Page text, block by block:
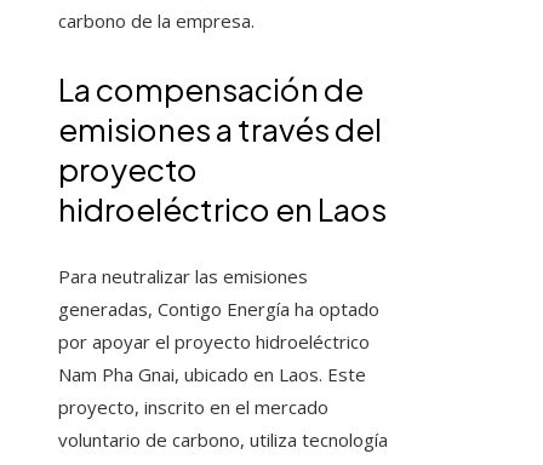
carbono de la empresa.
La compensación de
emisiones a través del
proyecto
hidroeléctrico en Laos
Para neutralizar las emisiones
generadas, Contigo Energía ha optado
por apoyar el proyecto hidroeléctrico
Nam Pha Gnai, ubicado en Laos. Este
proyecto, inscrito en el mercado
voluntario de carbono, utiliza tecnología